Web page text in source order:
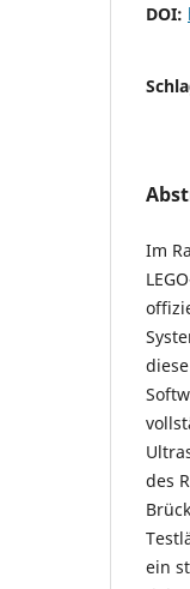
DOI:
Im
des
ein